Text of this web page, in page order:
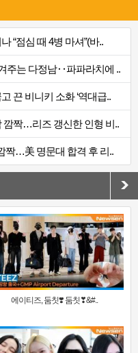
“점심 때 4병 마셔”(바..
주는 다정남‥파파라치에 ..
끈 비니키 소화 ‘역대급..
깜짝…리즈 갱신한 인형 비..
짝…美 명문대 합격 후 리..
에이티즈, 둠칫❣️ 둠칫❣&#..